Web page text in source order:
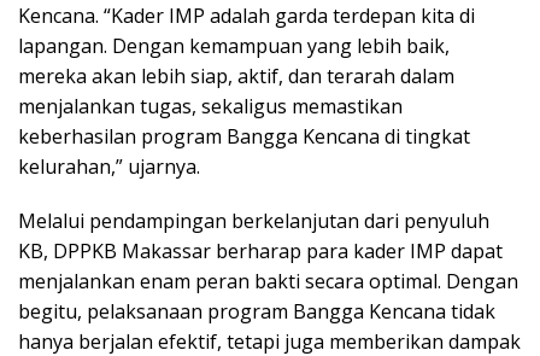
Kencana. “Kader IMP adalah garda terdepan kita di
lapangan. Dengan kemampuan yang lebih baik,
mereka akan lebih siap, aktif, dan terarah dalam
menjalankan tugas, sekaligus memastikan
keberhasilan program Bangga Kencana di tingkat
kelurahan,” ujarnya.
Melalui pendampingan berkelanjutan dari penyuluh
KB, DPPKB Makassar berharap para kader IMP dapat
menjalankan enam peran bakti secara optimal. Dengan
begitu, pelaksanaan program Bangga Kencana tidak
hanya berjalan efektif, tetapi juga memberikan dampak